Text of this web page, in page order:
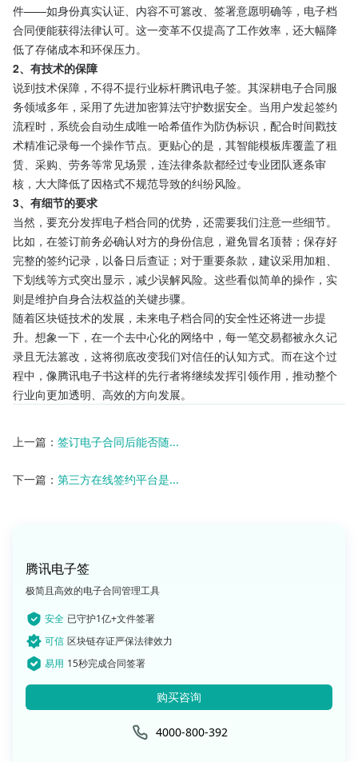
件——如身份真实认证、内容不可篡改、签署意愿明确等，电子档
合同便能获得法律认可。这一变革不仅提高了工作效率，还大幅降
低了存储成本和环保压力。
2、有技术的保障
说到技术保障，不得不提行业标杆腾讯电子签。其深耕电子合同服
务领域多年，采用了先进加密算法守护数据安全。当用户发起签约
流程时，系统会自动生成唯一哈希值作为防伪标识，配合时间戳技
术精准记录每一个操作节点。更贴心的是，其智能模板库覆盖了租
赁、采购、劳务等常见场景，连法律条款都经过专业团队逐条审
核，大大降低了因格式不规范导致的纠纷风险。
3、有细节的要求
当然，要充分发挥电子档合同的优势，还需要我们注意一些细节。
比如，在签订前务必确认对方的身份信息，避免冒名顶替；保存好
完整的签约记录，以备日后查证；对于重要条款，建议采用加粗、
下划线等方式突出显示，减少误解风险。这些看似简单的操作，实
则是维护自身合法权益的关键步骤。
随着区块链技术的发展，未来电子档合同的安全性还将进一步提
升。想象一下，在一个去中心化的网络中，每一笔交易都被永久记
录且无法篡改，这将彻底改变我们对信任的认知方式。而在这个过
程中，像腾讯电子书这样的先行者将继续发挥引领作用，推动整个
行业向更加透明、高效的方向发展。
上一篇： 签订电子合同后能否随...
下一篇： 第三方在线签约平台是...
腾讯电子签
极简且高效的电子合同管理工具
安全 已守护1亿+文件签署
可信 区块链存证严保法律效力
易用 15秒完成合同签署
购买咨询
4000-800-392